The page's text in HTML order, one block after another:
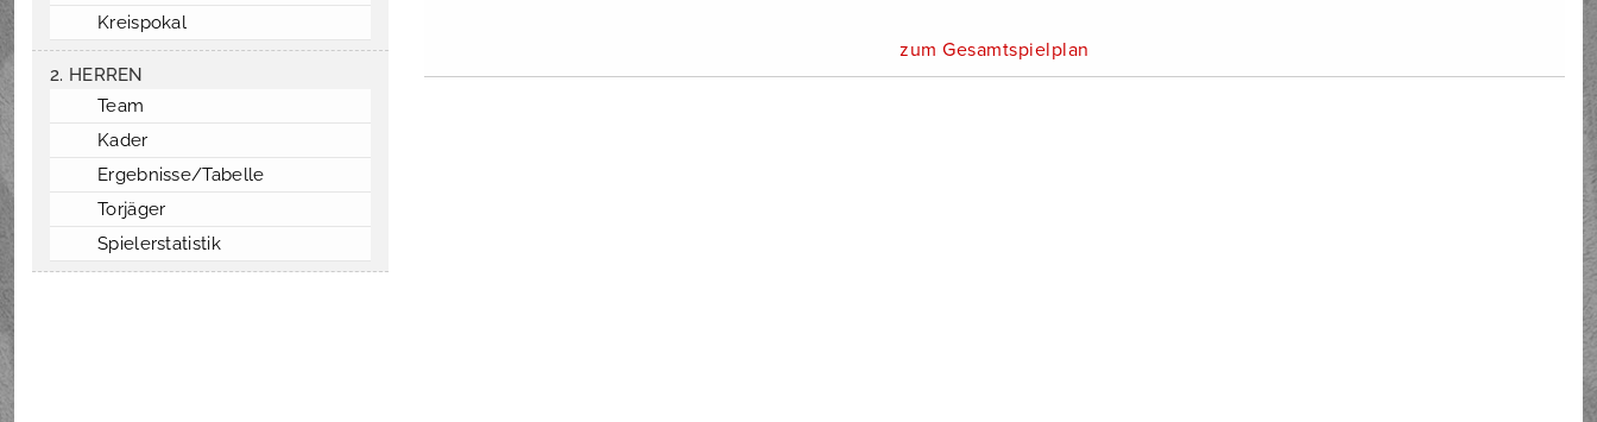
Kreispokal
2. HERREN
Team
Kader
Ergebnisse/Tabelle
Torjäger
Spielerstatistik
zum Gesamtspielplan